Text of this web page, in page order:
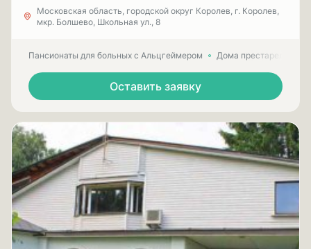
Московская область, городской округ Королев, г. Королев,
мкр. Болшево, Школьная ул., 8
Пансионаты для больных с Альцгеймером Дома престарелых
Оставить заявку